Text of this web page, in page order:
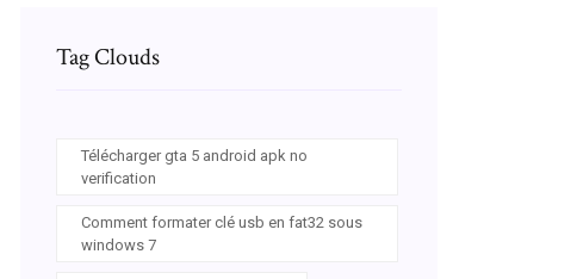
Tag Clouds
Télécharger gta 5 android apk no
verification
Comment formater clé usb en fat32 sous
windows 7